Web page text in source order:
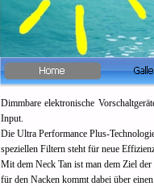
Dimmbare elektronische
Input.
Die Ultra Performance Plus-
speziellen Filtern steht für neue
Mit dem Neck Tan ist man dem Ziel
für den Nacken kommt dabei über einen